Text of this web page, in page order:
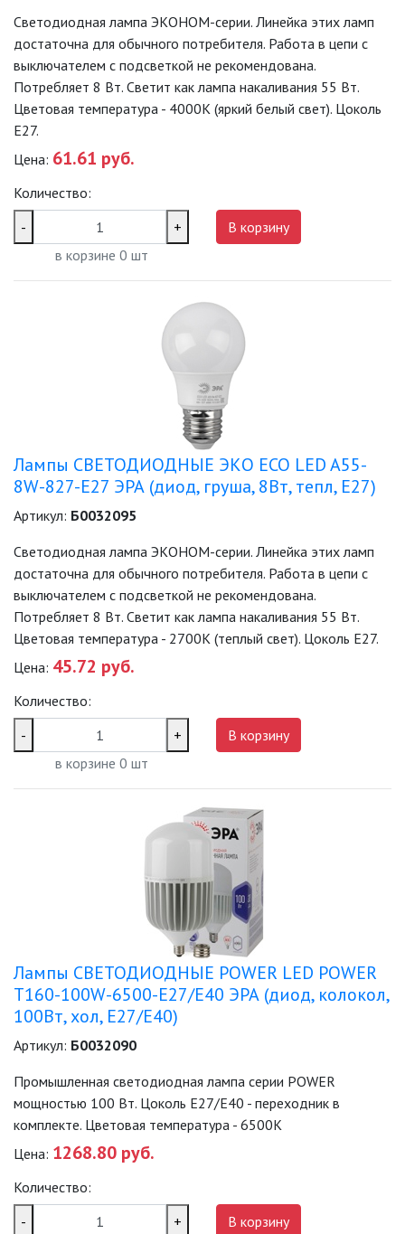
ОБОРУДОВАНИЕ
НОВОГОДНЕЕ ОСВЕЩЕНИЕ
ПОДВЕСНЫЕ ЛОФТ
СВЕТИЛЬНИКИ
ЭЛЕКТРОСТАНЦИИ
ПРОТИВОМОСКИТНЫЕ ЛАМПЫ
РАЗЪЁМЫ, ПЕРЕХОДНИКИ, ТВ
СЕТЕВЫЕ ФИЛЬТРЫ, СИЛОВЫЕ
РАЗЪЕМЫ И УДЛИНИТЕЛИ,
ТРОЙНИКИ И КОЛОДКИ, ВИЛКИ
СИСТЕМЫ ПОЛИВА
ТОЧЕЧНЫЕ СВЕТИЛЬНИКИ
УЛИЧНОЕ ОСВЕЩЕНИЕ НА
ФОНТАНЫ
ЭЛЕКТРОЗВОНКИ И АКСЕССУАРЫ
ЭЛЕКТРОУСТАНОВОЧНЫЕ
ИЗДЕЛИЯ
ЭЛЕМЕНТЫ ПИТАНИЯ
ЗАЯВКА
Светодиодная лампа ЭКОНОМ-серии. Линейка этих ламп
достаточна для обычного потребителя. Работа в цепи с
выключателем с подсветкой не рекомендована.
Потребляет 8 Вт. Светит как лампа накаливания 55 Вт.
Цветовая температура - 4000K (яркий белый свет). Цоколь
Е27.
Цена: 61.61 руб.
Количество:
-
+
в корзине 0 шт
В корзину
Лампы СВЕТОДИОДНЫЕ ЭКО ECO LED A55-
8W-827-E27 ЭРА (диод, груша, 8Вт, тепл, E27)
Артикул: Б0032095
Светодиодная лампа ЭКОНОМ-серии. Линейка этих ламп
достаточна для обычного потребителя. Работа в цепи с
выключателем с подсветкой не рекомендована.
Потребляет 8 Вт. Светит как лампа накаливания 55 Вт.
Цветовая температура - 2700K (теплый свет). Цоколь Е27.
Цена: 45.72 руб.
Количество:
-
+
в корзине 0 шт
В корзину
Лампы СВЕТОДИОДНЫЕ POWER LED POWER
T160-100W-6500-E27/E40 ЭРА (диод, колокол,
100Вт, хол, E27/E40)
Артикул: Б0032090
Промышленная светодиодная лампа серии POWER
мощностью 100 Вт. Цоколь Е27/E40 - переходник в
комплекте. Цветовая температура - 6500K
Цена: 1268.80 руб.
Количество:
-
+
В корзину